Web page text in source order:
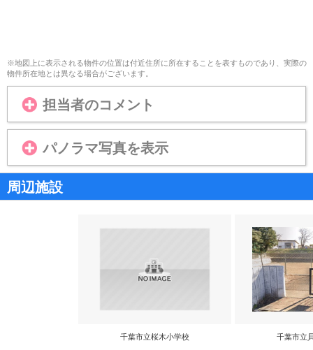
※地図上に表示される物件の位置は付近住所に所在することを表すものであり、実際の
物件所在地とは異なる場合がございます。
担当者のコメント
パノラマ写真を表示
周辺施設
千葉市立桜木小学校 千葉市立